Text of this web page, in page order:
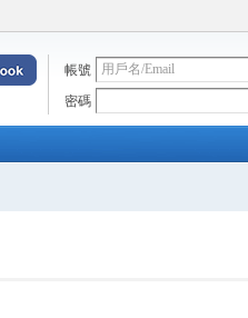
帳號
密碼